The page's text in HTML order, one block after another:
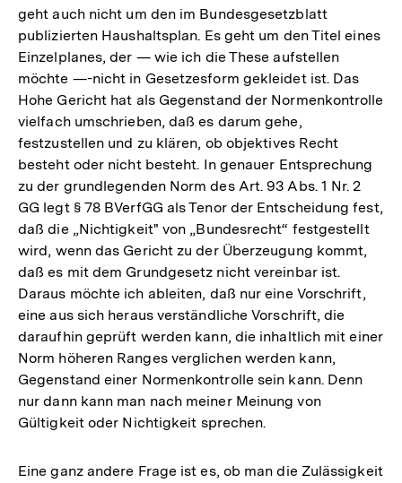
geht auch nicht um den im Bundesgesetzblatt
publizierten Haushaltsplan. Es geht um den Titel eines
Einzelplanes, der — wie ich die These aufstellen
möchte —-nicht in Gesetzesform gekleidet ist. Das
Hohe Gericht hat als Gegenstand der Normenkontrolle
vielfach umschrieben, daß es darum gehe,
festzustellen und zu klären, ob objektives Recht
besteht oder nicht besteht. In genauer Entsprechung
zu der grundlegenden Norm des Art. 93 Abs. 1 Nr. 2
GG legt § 78 BVerfGG als Tenor der Entscheidung fest,
daß die „Nichtigkeit" von „Bundesrecht“ festgestellt
wird, wenn das Gericht zu der Überzeugung kommt,
daß es mit dem Grundgesetz nicht vereinbar ist.
Daraus möchte ich ableiten, daß nur eine Vorschrift,
eine aus sich heraus verständliche Vorschrift, die
daraufhin geprüft werden kann, die inhaltlich mit einer
Norm höheren Ranges verglichen werden kann,
Gegenstand einer Normenkontrolle sein kann. Denn
nur dann kann man nach meiner Meinung von
Gültigkeit oder Nichtigkeit sprechen.
Eine ganz andere Frage ist es, ob man die Zulässigkeit